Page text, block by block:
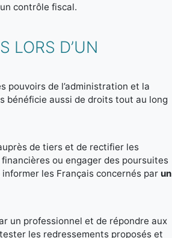
contrôle fiscal.
LORS D’UN
pouvoirs de l’administration et la
bénéficie aussi de droits tout au long
de tiers et de rectifier les
ou engager des poursuites
les Français concernés par un
un professionnel et de répondre aux
les redressements proposés et